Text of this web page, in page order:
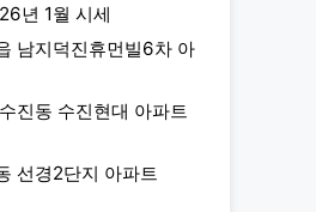
년 1월 시세
남지덕진휴먼빌6차 아
진동 수진현대 아파트
선경2단지 아파트